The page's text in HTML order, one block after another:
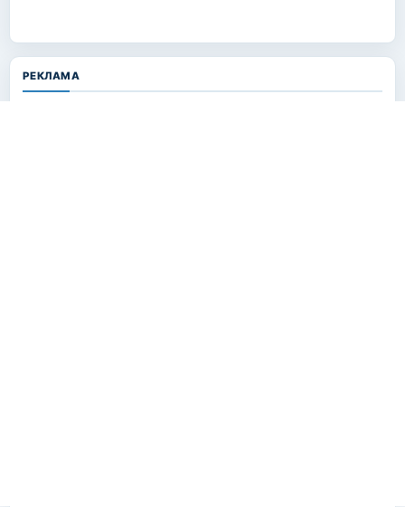
РЕКЛАМА